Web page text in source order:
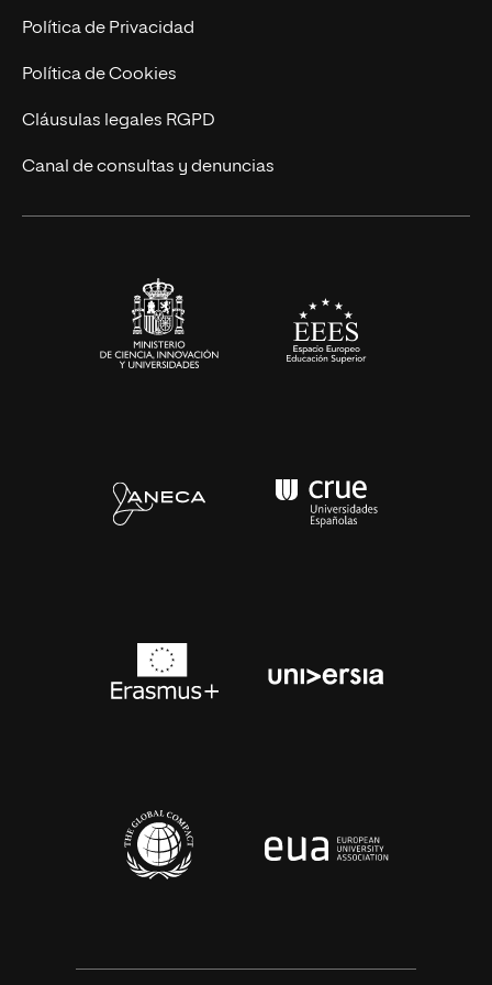
Marketing y Comunicación
Ingeniería
Diseño
Ciencias de la Salud
Política de Privacidad
Política de Cookies
Cláusulas legales RGPD
Canal de consultas y denuncias